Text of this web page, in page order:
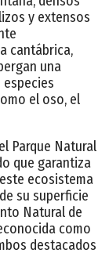
y extensos
cantábrica,
una
el oso, el
Parque Natural
que garantiza
ecosistema
su superficie
Natural de
como
destacados